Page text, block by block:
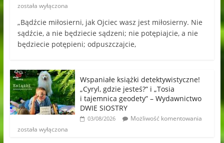
została wyłączona
„Bądźcie miłosierni, jak Ojciec wasz jest miłosierny. Nie
sądźcie, a nie będziecie sądzeni; nie potępiajcie, a nie
będziecie potępieni; odpuszczajcie,
Wspaniałe książki detektywistyczne!
„Cyryl, gdzie jesteś?” i „Tosia
i tajemnica geodety” – Wydawnictwo
DWIE SIOSTRY
03/08/2026
Możliwość komentowania
została wyłączona